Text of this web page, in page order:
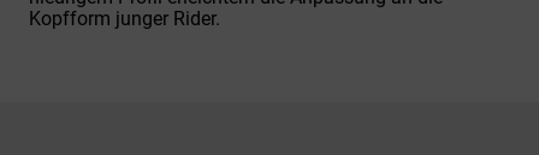
Kopfform junger Rider.